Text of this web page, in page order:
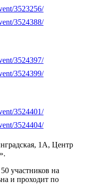
3523256/
3524388/
3524397/
3524399/
3524401/
3524404/
1А, Центр
участников на
и проходит по